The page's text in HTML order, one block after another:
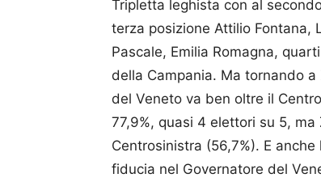
Tripletta leghista con al
terza posizione Attilio Fontana,
Pascale, Emilia Romagna,
della Campania. Ma tornando
del Veneto va ben oltre il
77,9%, quasi 4 elettori su 5,
Centrosinistra (56,7%). E
fiducia nel Governatore del